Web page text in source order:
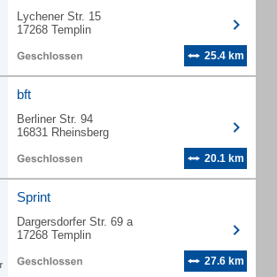
Lychener Str. 15
17268 Templin
25.4 km
bft
Berliner Str. 94
16831 Rheinsberg
20.1 km
Sprint
Dargersdorfer Str. 69 a
17268 Templin
27.6 km